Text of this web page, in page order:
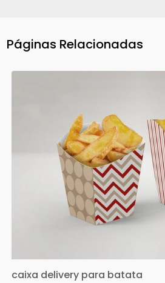
Páginas Relacionadas
caixa delivery para batata